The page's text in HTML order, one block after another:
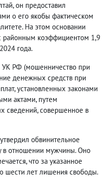
он предоставил
о его якобы фактическом
На этом основании
районным коэффициентом 1,9
года.
УК РФ (мошенничество при
денежных средств при
установленных законами
актами, путем
сведений, совершенное в
обвинительное
в отношении мужчины. Оно
что за указанное
шести лет лишения свободы.